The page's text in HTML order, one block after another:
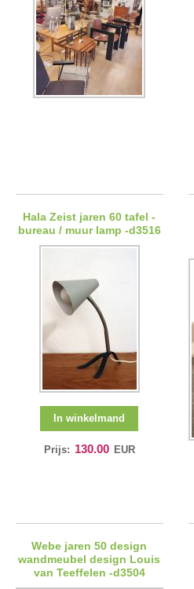
Hala Zeist jaren 60 tafel -
bureau / muur lamp -d3516
In winkelmand
Prijs: 130.00 EUR
Webe jaren 50 design
wandmeubel design Louis
van Teeffelen -d3504